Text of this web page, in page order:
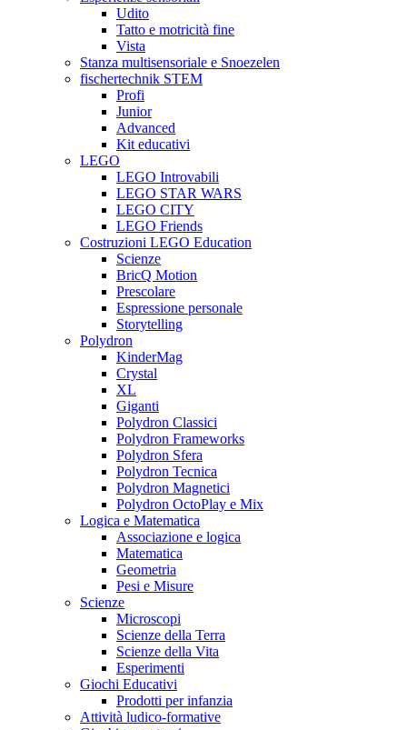
Udito
Tatto e motricità fine
Vista
Stanza multisensoriale e Snoezelen
fischertechnik STEM
Profi
Junior
Advanced
Kit educativi
LEGO
LEGO Introvabili
LEGO STAR WARS
LEGO CITY
LEGO Friends
Costruzioni LEGO Education
Scienze
BricQ Motion
Prescolare
Espressione personale
Storytelling
Polydron
KinderMag
Crystal
XL
Giganti
Polydron Classici
Polydron Frameworks
Polydron Sfera
Polydron Tecnica
Polydron Magnetici
Polydron OctoPlay e Mix
Logica e Matematica
Associazione e logica
Matematica
Geometria
Pesi e Misure
Scienze
Microscopi
Scienze della Terra
Scienze della Vita
Esperimenti
Giochi Educativi
Prodotti per infanzia
Attività ludico-formative